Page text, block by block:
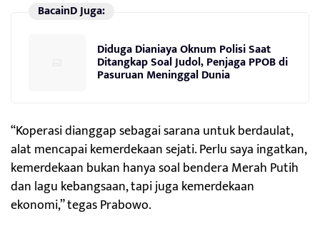
BacainD Juga:
Diduga Dianiaya Oknum Polisi Saat
Ditangkap Soal Judol, Penjaga PPOB di
Pasuruan Meninggal Dunia
“Koperasi dianggap sebagai sarana untuk berdaulat,
alat mencapai kemerdekaan sejati. Perlu saya ingatkan,
kemerdekaan bukan hanya soal bendera Merah Putih
dan lagu kebangsaan, tapi juga kemerdekaan
ekonomi,” tegas Prabowo.